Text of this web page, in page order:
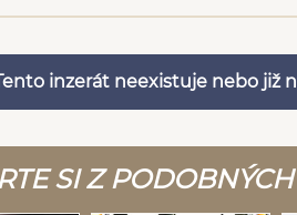
inzerát neexistuje nebo již
SI Z